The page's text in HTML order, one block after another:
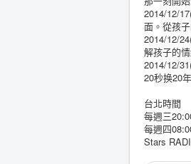
2014/12/
面。從孩
2014/12/
解孩子的
2014/12/
20秒换20
台北時間
每週三
每週四
Stars